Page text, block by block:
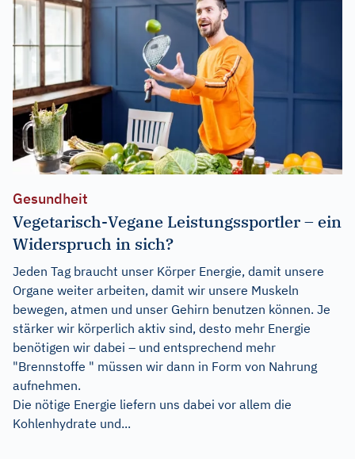
Gesundheit
Vegetarisch-Vegane Leistungssportler – ein
Widerspruch in sich?
Jeden Tag braucht unser Körper Energie, damit unsere
Organe weiter arbeiten, damit wir unsere Muskeln
bewegen, atmen und unser Gehirn benutzen können. Je
stärker wir körperlich aktiv sind, desto mehr Energie
benötigen wir dabei – und entsprechend mehr
"Brennstoffe " müssen wir dann in Form von Nahrung
aufnehmen.
Die nötige Energie liefern uns dabei vor allem die
Kohlenhydrate und...